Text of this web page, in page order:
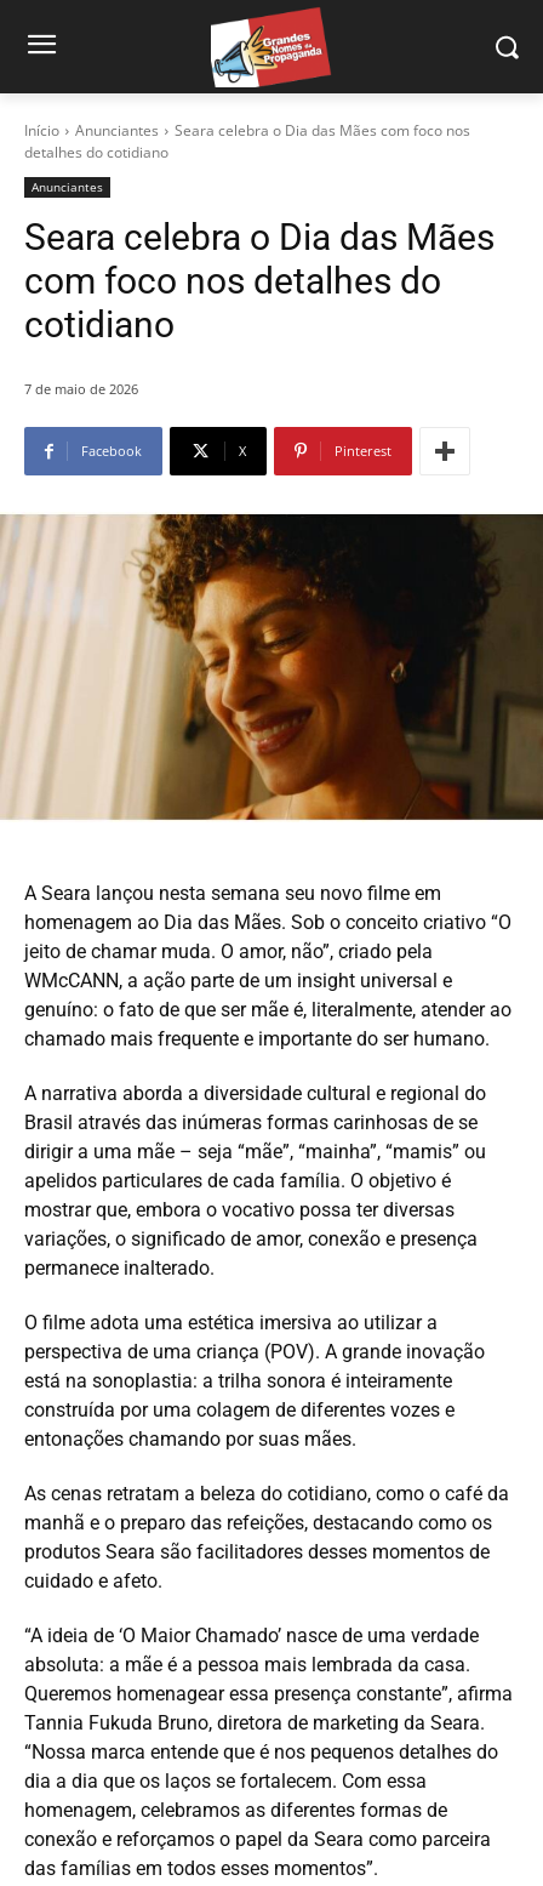
Início Anunciantes
Seara celebra o Dia das Mães com foco nos
detalhes do cotidiano
Anunciantes
Seara celebra o Dia das Mães
com foco nos detalhes do
cotidiano
7 de maio de 2026
Facebook X Pinterest
A Seara lançou nesta semana seu novo filme em
homenagem ao Dia das Mães. Sob o conceito criativo “O
jeito de chamar muda. O amor, não”, criado pela
WMcCANN, a ação parte de um insight universal e
genuíno: o fato de que ser mãe é, literalmente, atender ao
chamado mais frequente e importante do ser humano.
A narrativa aborda a diversidade cultural e regional do
Brasil através das inúmeras formas carinhosas de se
dirigir a uma mãe – seja “mãe”, “mainha”, “mamis” ou
apelidos particulares de cada família. O objetivo é
mostrar que, embora o vocativo possa ter diversas
variações, o significado de amor, conexão e presença
permanece inalterado.
O filme adota uma estética imersiva ao utilizar a
perspectiva de uma criança (POV). A grande inovação
está na sonoplastia: a trilha sonora é inteiramente
construída por uma colagem de diferentes vozes e
entonações chamando por suas mães.
As cenas retratam a beleza do cotidiano, como o café da
manhã e o preparo das refeições, destacando como os
produtos Seara são facilitadores desses momentos de
cuidado e afeto.
“A ideia de ‘O Maior Chamado’ nasce de uma verdade
absoluta: a mãe é a pessoa mais lembrada da casa.
Queremos homenagear essa presença constante”, afirma
Tannia Fukuda Bruno, diretora de marketing da Seara.
“Nossa marca entende que é nos pequenos detalhes do
dia a dia que os laços se fortalecem. Com essa
homenagem, celebramos as diferentes formas de
conexão e reforçamos o papel da Seara como parceira
das famílias em todos esses momentos”.